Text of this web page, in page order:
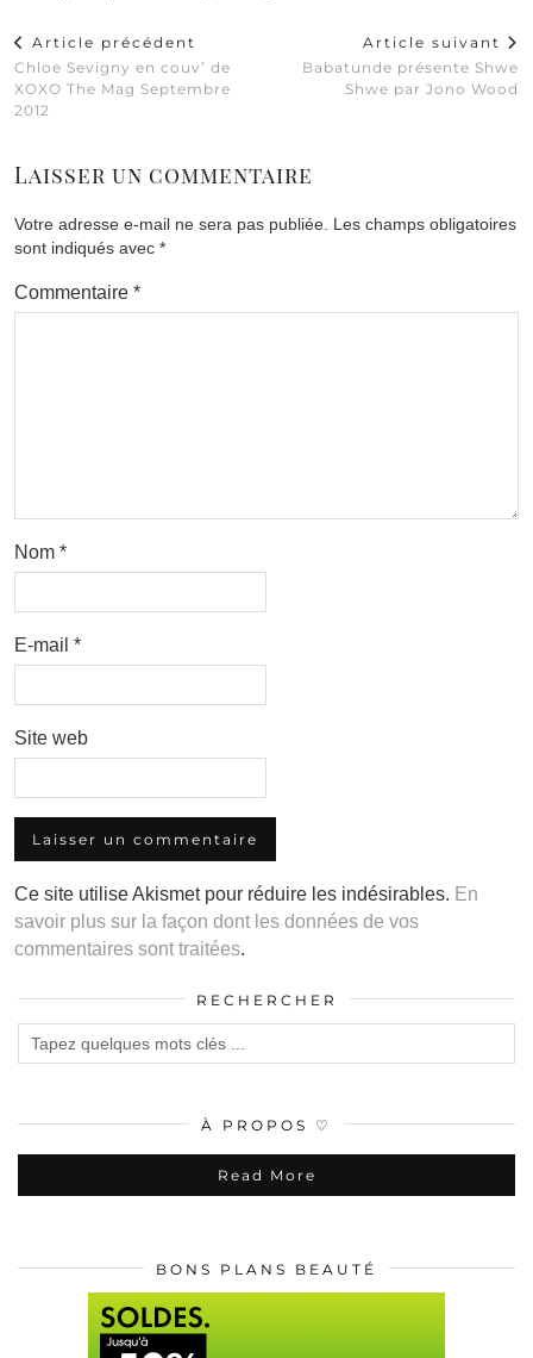
Article précédent
Chloe Sevigny en couv’ de
XOXO The Mag Septembre
2012
Article suivant
Babatunde présente Shwe
Shwe par Jono Wood
Laisser un commentaire
Votre adresse e-mail ne sera pas publiée. Les champs obligatoires
sont indiqués avec *
Commentaire *
Nom *
E-mail *
Site web
Ce site utilise Akismet pour réduire les indésirables. En
savoir plus sur la façon dont les données de vos
commentaires sont traitées.
RECHERCHER
À PROPOS ♡
Read More
BONS PLANS BEAUTÉ